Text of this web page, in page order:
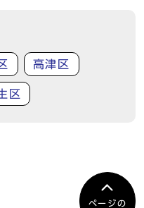
高津区
区
ページの